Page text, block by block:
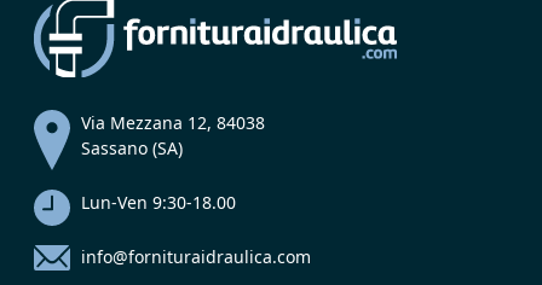
Via Mezzana 12, 84038
Sassano (SA)
Lun-Ven 9:30-18.00
info@fornituraidraulica.com